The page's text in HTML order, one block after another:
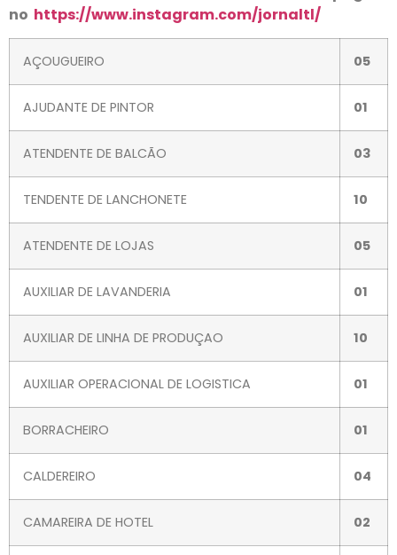
no https://www.instagram.com/jornaltl/
AÇOUGUEIRO 05
AJUDANTE DE PINTOR 01
ATENDENTE DE BALCÃO 03
TENDENTE DE LANCHONETE 10
ATENDENTE DE LOJAS 05
AUXILIAR DE LAVANDERIA 01
AUXILIAR DE LINHA DE PRODUÇAO 10
AUXILIAR OPERACIONAL DE LOGISTICA 01
BORRACHEIRO 01
CALDEREIRO 04
CAMAREIRA DE HOTEL 02